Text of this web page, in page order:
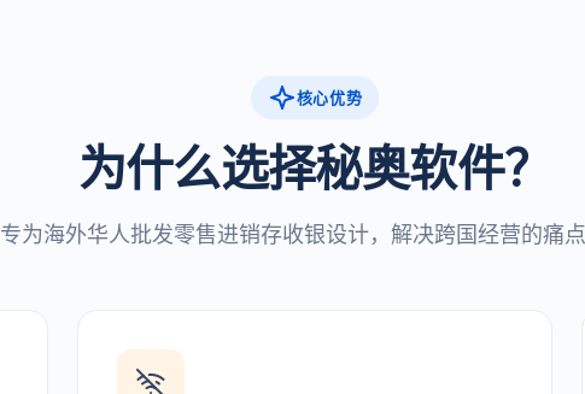
核心优势
为什么选择秘奥软件？
专为海外华人批发零售进销存收银设计，解决跨国经营的痛